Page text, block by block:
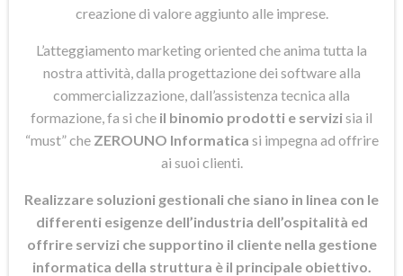
creazione di valore aggiunto alle imprese.
L’atteggiamento marketing oriented che anima tutta la
nostra attività, dalla progettazione dei software alla
commercializzazione, dall’assistenza tecnica alla
formazione, fa si che il binomio prodotti e servizisia il
“must” che ZEROUNO Informatica si impegna ad offrire
ai suoi clienti.
Realizzare soluzioni gestionali che siano in linea con le
differenti esigenze dell’industria dell’ospitalità ed
offrire servizi che supportino il cliente nella gestione
informatica della struttura è il principale obiettivo.